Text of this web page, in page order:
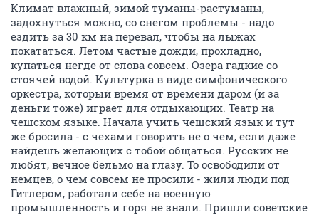
Климат влажный, зимой туманы-растуманы,
задохнуться можно, со снегом проблемы - надо
ездить за 30 км на перевал, чтобы на лыжах
покататься. Летом частые дожди, прохладно,
купаться негде от слова совсем. Озера гадкие со
стоячей водой. Культурка в виде симфонического
оркестра, который время от времени даром (и за
деньги тоже) играет для отдыхающих. Театр на
чешском языке. Начала учить чешский язык и тут
же бросила - с чехами говорить не о чем, если даже
найдешь желающих с тобой общаться. Русских не
любят, вечное бельмо на глазу. То освободили от
немцев, о чем совсем не просили - жили люди под
Гитлером, работали себе на военную
промышленность и горя не знали. Пришли советские